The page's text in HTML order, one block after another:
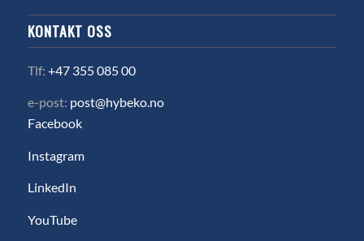
KONTAKT OSS
Tlf: +47 355 085 00
e-post: post@hybeko.no
Facebook
Instagram
LinkedIn
YouTube